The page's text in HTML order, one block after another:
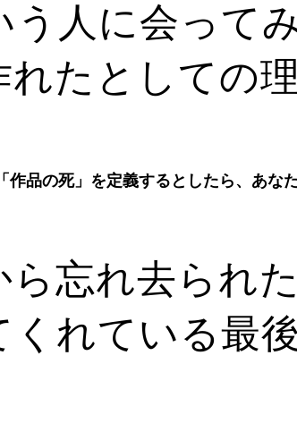
人に会って
たとしての理
作品の死」を定義するとしたら、あな
忘れ去られ
れている最